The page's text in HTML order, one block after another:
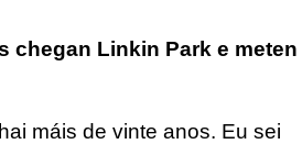
chegan Linkin Park e meten
máis de vinte anos. Eu sei